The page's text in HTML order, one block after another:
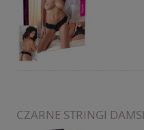
CZARNE STRINGI